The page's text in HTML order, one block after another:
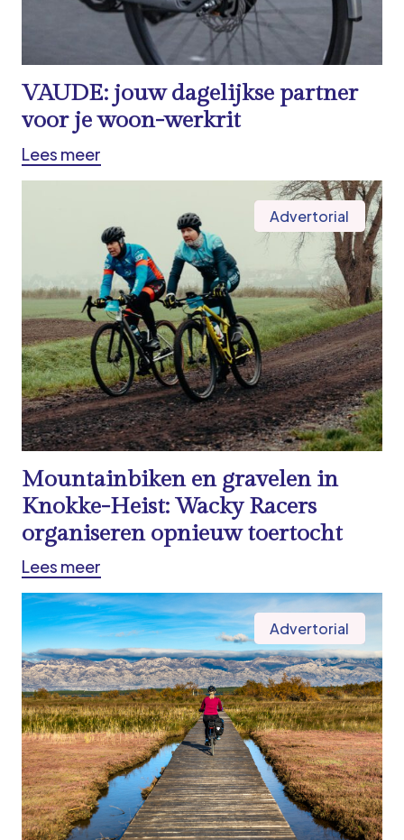
VAUDE: jouw dagelijkse partner
voor je woon-werkrit
Lees meer
Advertorial
Mountainbiken en gravelen in
Knokke-Heist: Wacky Racers
organiseren opnieuw toertocht
Lees meer
Advertorial